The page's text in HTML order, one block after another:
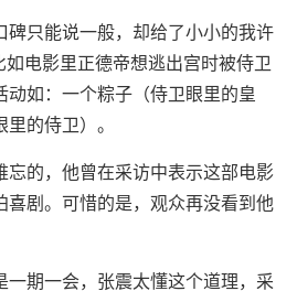
碑只能说一般，却给了小小的我许
如电影里正德帝想逃出宫时被侍卫
动如：一个粽子（侍卫眼里的皇
里的侍卫）。
忘的，他曾在采访中表示这部电影
喜剧。可惜的是，观众再没看到他
一期一会，张震太懂这个道理，采